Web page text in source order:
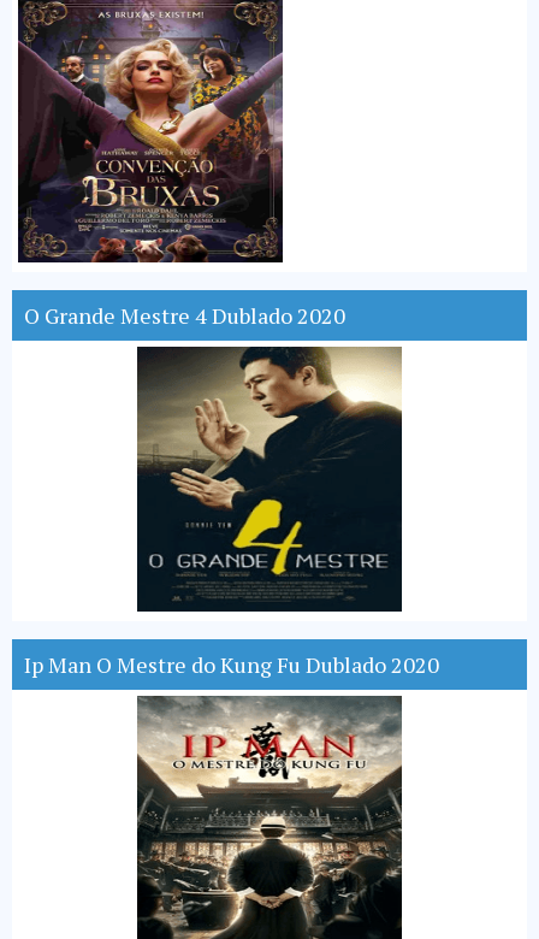
O Grande Mestre 4 Dublado 2020
Ip Man O Mestre do Kung Fu Dublado 2020